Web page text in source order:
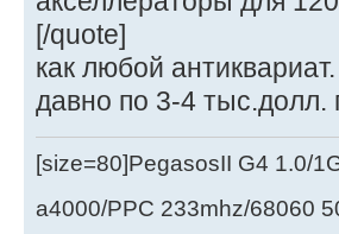
[/quote]
как любой
давно по 3-4 тыс.долл.
[size=80]PegasosII G4 1.0/
a4000/PPC 233mhz/68060